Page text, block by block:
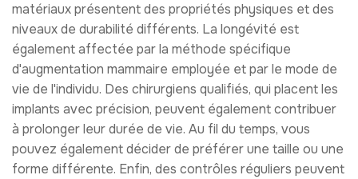
matériaux présentent des propriétés physiques et des
niveaux de durabilité différents. La longévité est
également affectée par la méthode spécifique
d'augmentation mammaire employée et par le mode de
vie de l'individu. Des chirurgiens qualifiés, qui placent les
implants avec précision, peuvent également contribuer
à prolonger leur durée de vie. Au fil du temps, vous
pouvez également décider de préférer une taille ou une
forme différente. Enfin, des contrôles réguliers peuvent